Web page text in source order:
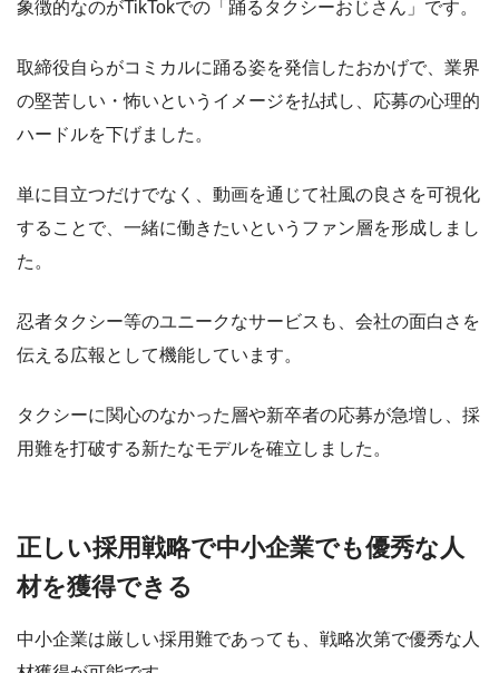
象徴的なのがTikTokでの「踊るタクシーおじさん」です。
取締役自らがコミカルに踊る姿を発信したおかげで、業界
の堅苦しい・怖いというイメージを払拭し、応募の心理的
ハードルを下げました。
単に目立つだけでなく、動画を通じて社風の良さを可視化
することで、一緒に働きたいというファン層を形成しまし
た。
忍者タクシー等のユニークなサービスも、会社の面白さを
伝える広報として機能しています。
タクシーに関心のなかった層や新卒者の応募が急増し、採
用難を打破する新たなモデルを確立しました。
正しい採用戦略で中小企業でも優秀な人
材を獲得できる
中小企業は厳しい採用難であっても、戦略次第で優秀な人